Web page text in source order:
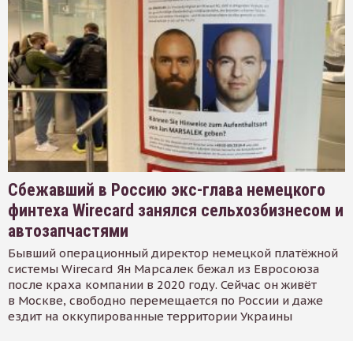
Сбежавший в Россию экс-глава немецкого
финтеха Wirecard занялся сельхозбизнесом и
автозапчастями
Бывший операционный директор немецкой платёжной
системы Wirecard Ян Марсалек бежал из Евросоюза
после краха компании в 2020 году. Сейчас он живёт
в Москве, свободно перемещается по России и даже
ездит на оккупированные территории Украины